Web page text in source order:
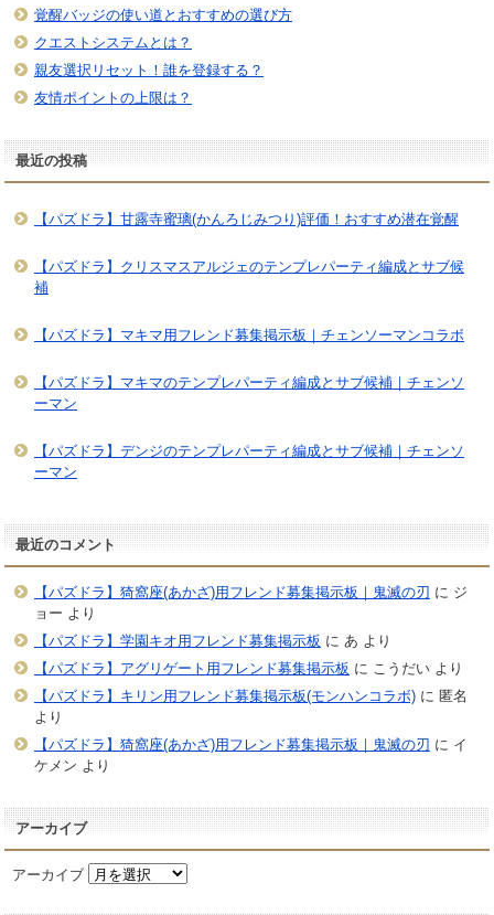
覚醒バッジの使い道とおすすめの選び方
クエストシステムとは？
親友選択リセット！誰を登録する？
友情ポイントの上限は？
最近の投稿
【パズドラ】甘露寺蜜璃(かんろじみつり)評価！おすすめ潜在覚醒
【パズドラ】クリスマスアルジェのテンプレパーティ編成とサブ候
補
【パズドラ】マキマ用フレンド募集掲示板｜チェンソーマンコラボ
【パズドラ】マキマのテンプレパーティ編成とサブ候補｜チェンソ
ーマン
【パズドラ】デンジのテンプレパーティ編成とサブ候補｜チェンソ
ーマン
最近のコメント
【パズドラ】猗窩座(あかざ)用フレンド募集掲示板｜鬼滅の刃 に ジ
ョー より
【パズドラ】学園キオ用フレンド募集掲示板 に あ より
【パズドラ】アグリゲート用フレンド募集掲示板 に こうだいより
【パズドラ】キリン用フレンド募集掲示板(モンハンコラボ)に 匿名
より
【パズドラ】猗窩座(あかざ)用フレンド募集掲示板｜鬼滅の刃 に イ
ケメン より
アーカイブ
アーカイブ